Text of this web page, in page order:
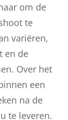
om de
te
variëren,
en de
Over het
een
na de
te leveren.